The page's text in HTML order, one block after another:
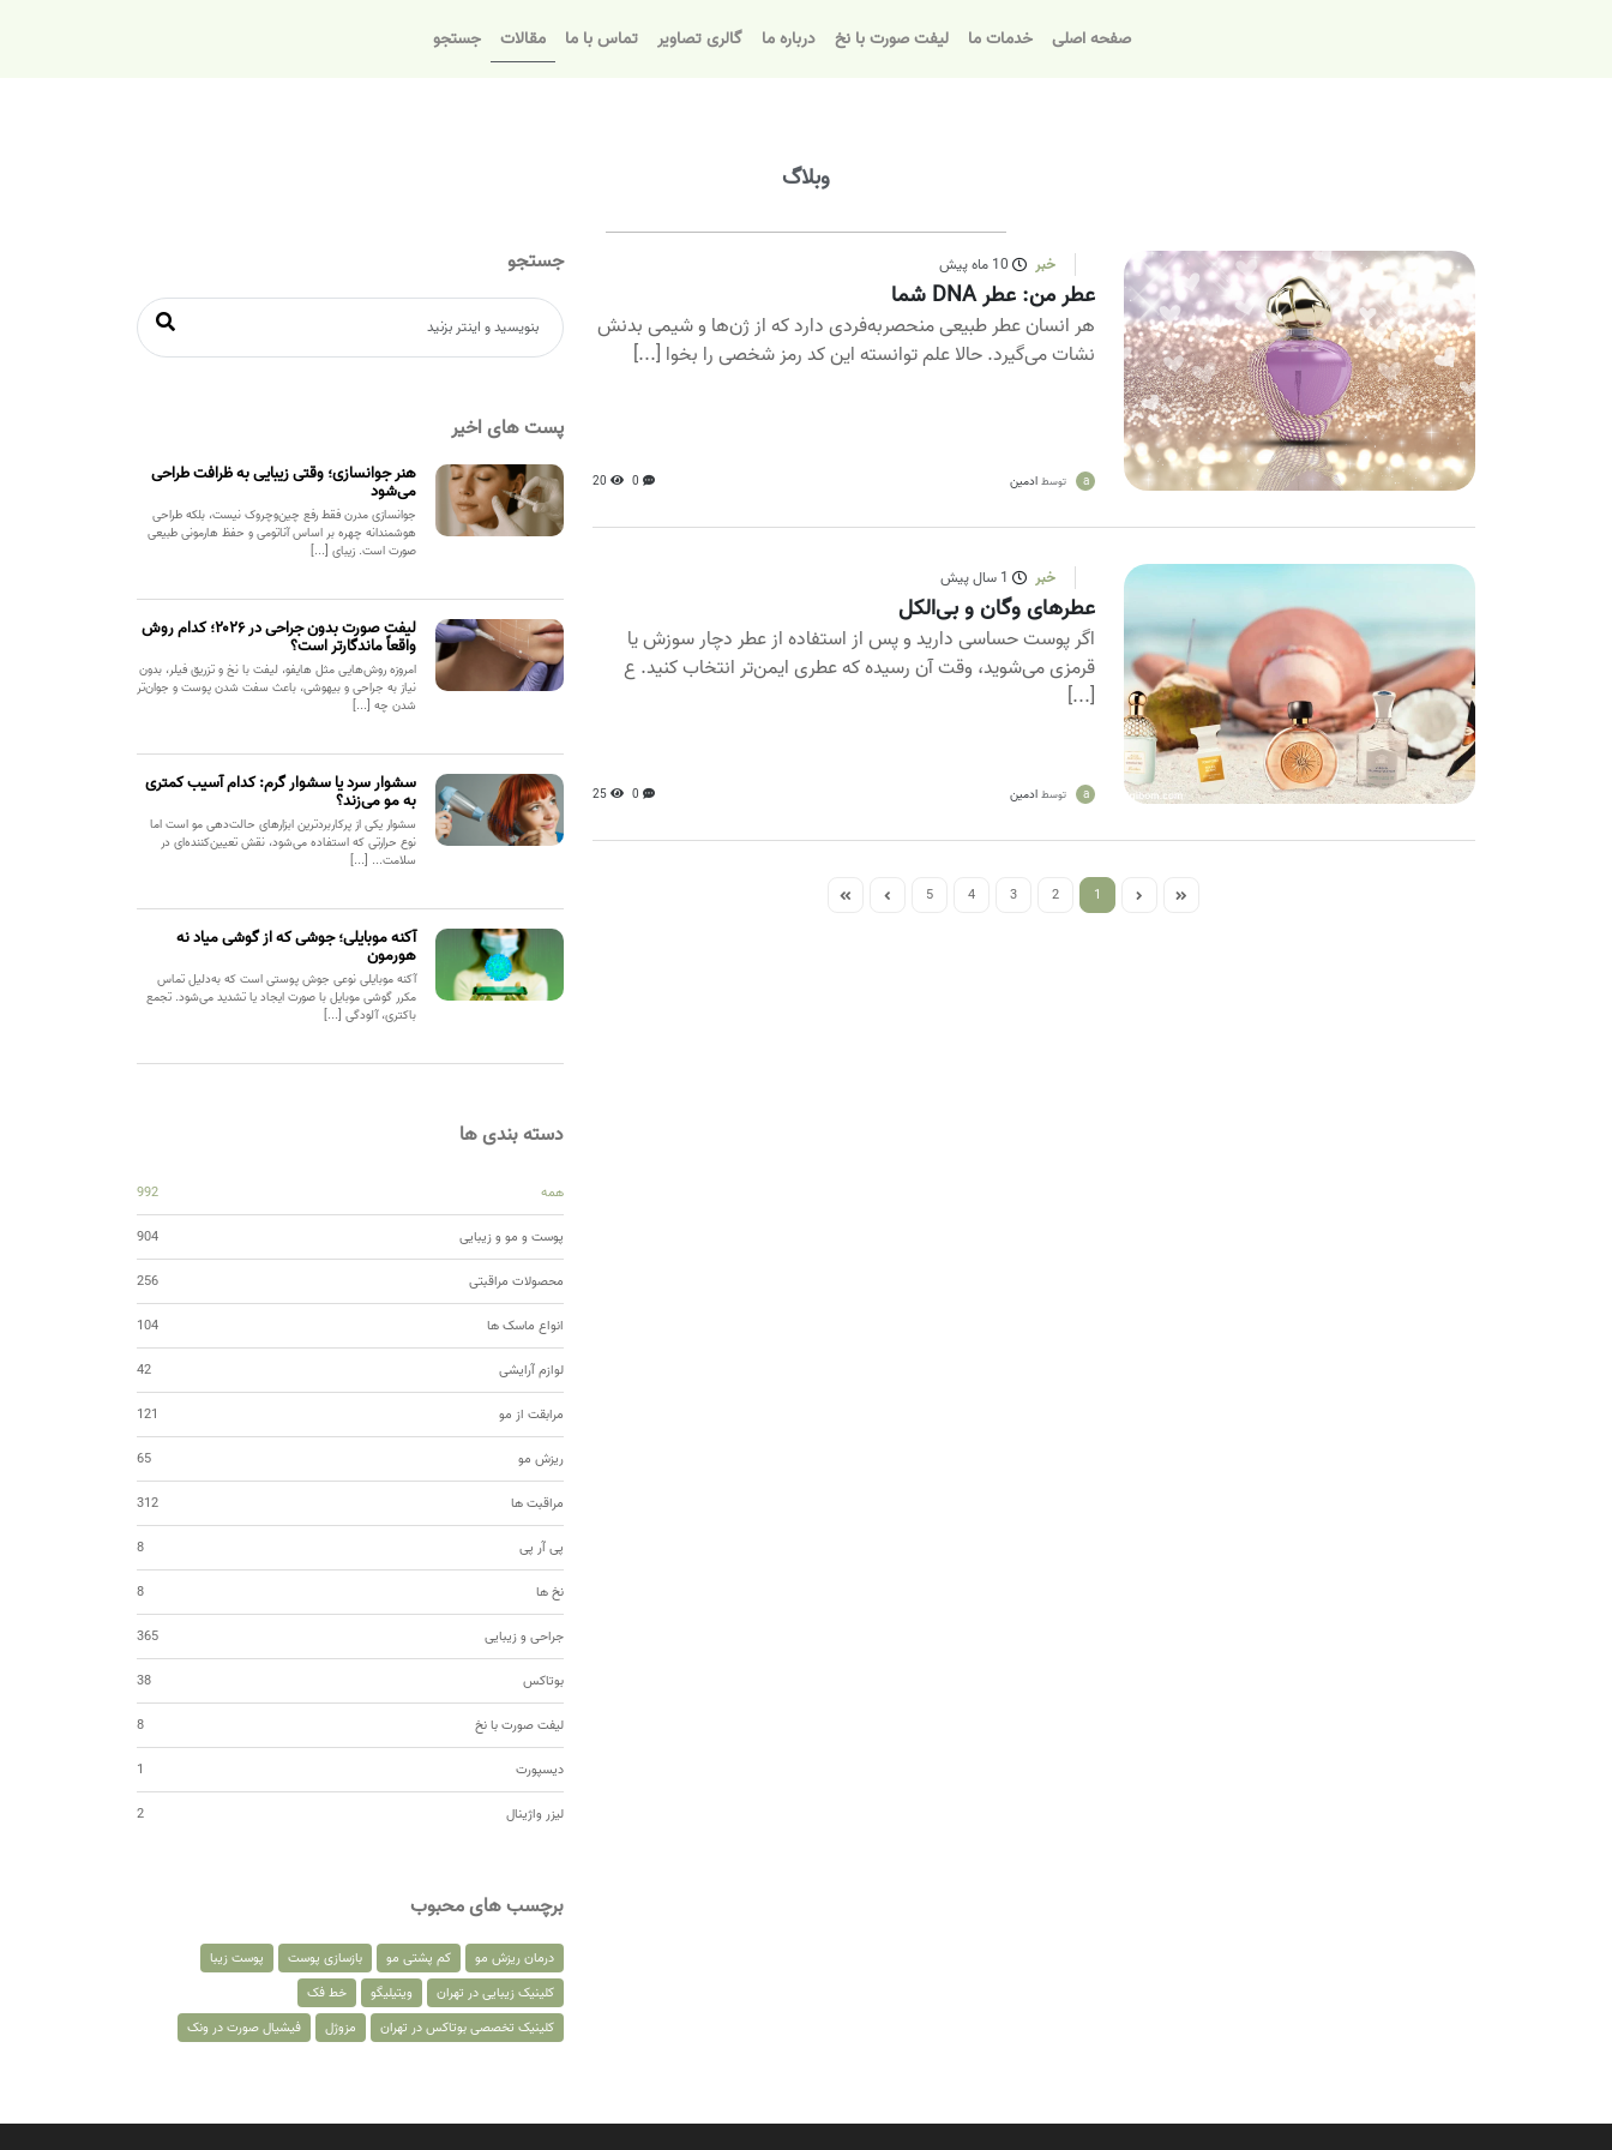
صفحه اصلی خدمات ما لیفت صورت با نخ درباره ما گالری تصاویر تماس با ما مقالات جستجو
وبلاگ
خبر 10 ماه پیش
عطر من: عطر DNA شما
هر انسان عطر طبیعی منحصربه‌فردی دارد که از ژن‌ها و شیمی بدنش
نشات می‌گیرد. حالا علم توانسته این کد رمز شخصی را بخوا [...]
a توسطادمین 0
20
خبر 1 سال پیش
عطرهای وگان و بی‌الکل
اگر پوست حساسی دارید و پس از استفاده از عطر دچار سوزش یا
قرمزی می‌شوید، وقت آن رسیده که عطری ایمن‌تر انتخاب کنید. ع
[...]
a توسطادمین 0
25
1
2
3
4
5
جستجو
پست های اخیر
هنر جوانسازی؛ وقتی زیبایی به ظرافت طراحی
می‌شود
جوانسازی مدرن فقط رفع چین‌وچروک نیست، بلکه طراحی
هوشمندانه چهره بر اساس آناتومی و حفظ هارمونی طبیعی
صورت است. زیبای [...]
لیفت صورت بدون جراحی در ۲۰۲۶؛ کدام روش
واقعاً ماندگارتر است؟
امروزه روش‌هایی مثل هایفو، لیفت با نخ و تزریق فیلر، بدون
نیاز به جراحی و بیهوشی، باعث سفت شدن پوست و جوان‌تر
شدن چه [...]
سشوار سرد یا سشوار گرم: کدام آسیب کمتری
به مو می‌زند؟
سشوار یکی از پرکاربردترین ابزارهای حالت‌دهی مو است اما
نوع حرارتی که استفاده می‌شود، نقش تعیین‌کننده‌ای در
سلامت... [...]
آکنه موبایلی؛ جوشی که از گوشی میاد نه
هورمون
آکنه موبایلی نوعی جوش پوستی است که به‌دلیل تماس
مکرر گوشی موبایل با صورت ایجاد یا تشدید می‌شود. تجمع
باکتری، آلودگی [...]
دسته بندی ها
همه 992
پوست و مو و زیبایی 904
محصولات مراقبتی 256
انواع ماسک ها 104
لوازم آرایشی 42
مرابقت از مو 121
ریزش مو 65
مراقبت ها 312
پی آر پی 8
نخ ها 8
جراحی و زیبایی 365
بوتاکس 38
لیفت صورت با نخ 8
دیسپورت 1
لیزر واژینال 2
برچسب های محبوب
درمان ریزش مو کم پشتی مو بازسازی پوست
پوست زیبا
کلینیک زیبایی در تهران
ویتیلیگو
خط فک
کلینیک تخصصی بوتاکس در تهران
مزوژل فیشیال صورت در ونک